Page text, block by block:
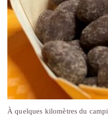
À quelques kilomètres du